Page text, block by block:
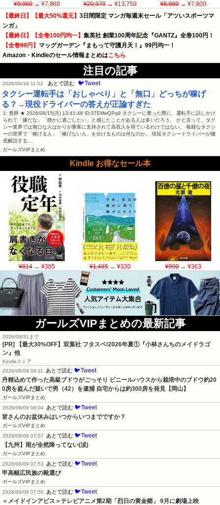
¥9,980→ ¥7,980 ¥20,970→ ¥13,750 ¥8,980→ ¥7,600
【最終日】【最大50%還元】 3日間限定 マンガ毎週末セール「アツいスポーツマ
ンガ」
【最終日】【全巻100円均一】 集英社 創業100周年記念『GANTZ』全巻100円！
【全巻99円】 マッグガーデン『まもって守護月天！』99円均一！
Amazon・Kindleのセール情報まとめはこちら
注目の記事
2026/06/16 11:52 あとで読む 🐦Tweet
タクシー運転手は「おしゃべり」と「無口」どっちが稼げ
る？→現役ドライバーの答えが正論すぎた
1: 煮卵 ★ 2026/06/15(月) 13:41:48 ID:37EMwQPq9 タクシーに乗った際に、運転手に話しかけ
られて「嫌だな」「静かに過ごしたい」と感じたことがある人は多いだろう。 かと言って、タク
シー業界では無口な人ばかりが乗客に支持されて高収入を得ているわけではない。 複雑なタクシ
ーの世界で「稼げる人」「稼げない人」を分けるものは何なのか。 現役タクシードライバーが徹
底解説する…
ガールズVIPまとめ
Kindle お得なセール本
¥814→ ¥385 ¥1,485→ ¥330 ¥990→ ¥363
ガールズVIPまとめの最新記事
2026/08/31まで
[PR] 【最大30%OFF】双葉社 フタスペ!2026年夏①『小林さんちのメイドラゴ
ン』他
Kindleストア
2026/08/09 08:11
あとで読む 🐦Tweet
丹精込めて作った高級ブドウがごっそり ビニールハウスから栽培中のブドウ約20
0房を盗んだ疑いで男（42）を逮捕 自宅からは約300房を発見【岡山】
ガールズVIPまとめ
2026/08/09 08:04 あとで読む 🐦Tweet
皆さんのお盆休みはいつからいつまでですか？
ガールズVIPまとめ
2026/08/09 07:57
あとで読む 🐦Tweet
【九州】雨が全然降ってない(涙)
ガールズVIPまとめ
2026/08/09 07:53
あとで読む 🐦Tweet
甲高幅広民族の靴選び
ガールズVIPまとめ
2026/08/09 07:50
あとで読む 🐦Tweet
＜メイドインアビス＞テレビアニメ第2期「烈日の黄金郷」 9月に劇場上映